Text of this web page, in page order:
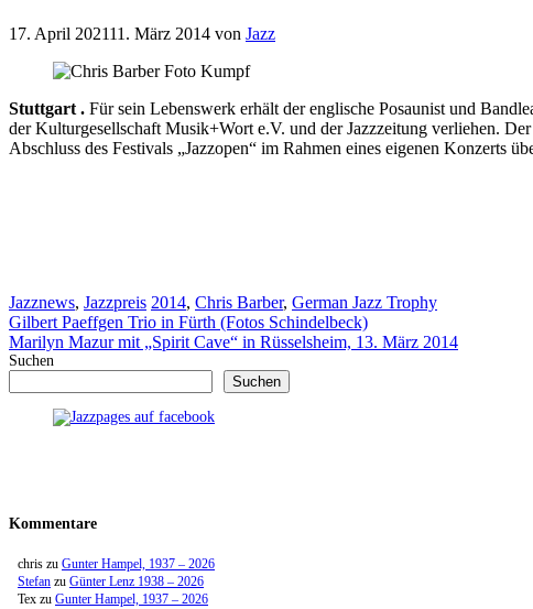
17. April 202111. März 2014 von Jazz
Stuttgart . Für sein Lebenswerk erhält der englische Posaunist und
der Kulturgesellschaft Musik+Wort e.V. und der Jazzzeitung verliehen.
Abschluss des Festivals „Jazzopen“ im Rahmen eines eigenen Konzerts
Kategorien
Jazznews, Jazzpreis Schlagwörter
2014, Chris Barber, German Jazz Trophy
Gilbert Paeffgen Trio in Fürth (Fotos Schindelbeck)
Marilyn Mazur mit „Spirit Cave“ in Rüsselsheim, 13. März 2014
Suchen
Suchen
Kommentare
chris zu Gunter Hampel, 1937 – 2026
Stefan zu Günter Lenz 1938 – 2026
Tex zu Gunter Hampel, 1937 – 2026